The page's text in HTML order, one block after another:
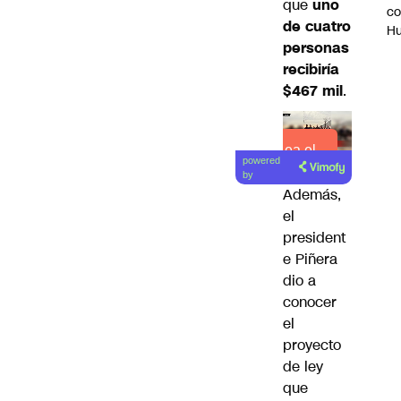
que uno
de cuatro
personas
recibiría
$467 mil.
Lea el
artículo
powered
by
Además,
el
president
e Piñera
dio a
conocer
el
proyecto
de ley
que